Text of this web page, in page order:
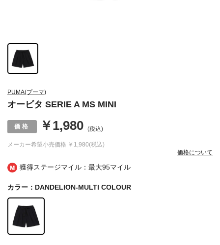
獲得ステージマイル：最大95マイル
PUMA(プーマ)
オービタ SERIE A MS MINI
メーカー希望小売価格 ￥1,980(税込)
￥1,980 (税込)
価格について
カラー：DANDELION-MULTI COLOUR